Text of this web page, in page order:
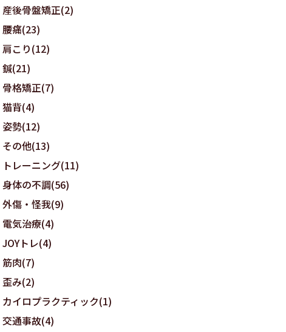
産後骨盤矯正(2)
腰痛(23)
肩こり(12)
鍼(21)
骨格矯正(7)
猫背(4)
姿勢(12)
その他(13)
トレーニング(11)
身体の不調(56)
外傷・怪我(9)
電気治療(4)
JOYトレ(4)
筋肉(7)
歪み(2)
カイロプラクティック(1)
交通事故(4)